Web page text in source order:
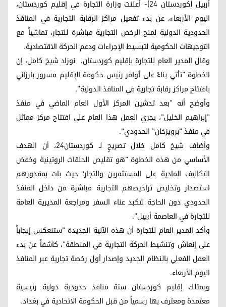
أربيل (كوردستان 24)- أعلنت وزارة التجارة في إقليم كوردستان،
اليوم الأربعاء، عن بدء تفعيل مراكز الرقابة التجارية في المنافذ
الحدودية الدولية لمنح الرخص التجارية مباشرة للتجار، تماشياً مع
التوجيهات الحكومية لتبسيط الإجراءات ودعم الحركة الاقتصادية.
وقال المدير العام للتجارة بإقليم كوردستان، نوزاد شيخ كامل، إن
الخطوة "تأتي بناءً على أوامر رئيس حكومة الإقليم مسرور بارزاني
بافتتاح مراكز رقابة تجارية في المنافذ الدولية".
وأوضح أنه "بعد تدشين المركز الأول العام الماضي في منفذ
"إبراهيم الخليل"، يجري العمل هذا العام على افتتاح مركز مماثل
في منفذ "برويزخان" الحدودي".
وأضاف شيخ كامل خلال تصريحٍ لـ كوردستان24، أن الهدف
الأساسي من هذه الخطوة "هو تقليص الحلقات الروتينية وخفض
التكاليف المادية على المستثمرين والتجار؛ حيث بات بمقدورهم
استصدار وتخليص تراخيصهم التجارية مباشرة من داخل المنفذ
الحدودي دون الحاجة لتكبد عناء السفر ومراجعة المديرية العامة
للتجارة في العاصمة أربيل".
وأكد المدير العام للتجارة أن هذه الآلية الجديدة "ستنعكس إيجاباً
على إنعاش وتنشيط الحركة التجارية في المنطقة"، كاشفاً عن بدء
العمل الفعلي بالنظام الجديد وإصدار أول رخصة تجارية عبر المنافذ
اليوم الأربعاء.
ويمتلك إقليم كوردستان ستة منافذ حدودية دولية رئيسية
معتمدة ومعترف بها رسمياً من قبل الحكومة الاتحادية في بغداد.